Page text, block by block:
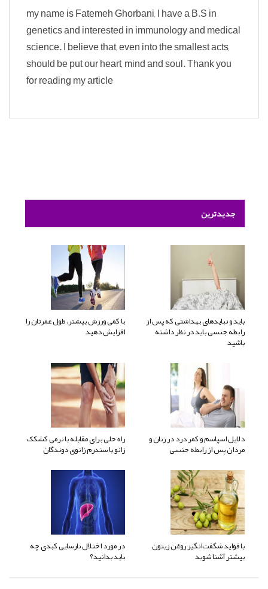
my name is Fatemeh Ghorbani, I have a B.S in
genetics and interested in immunology and medical
science. I believe that, even into the smallest acts,
should be put our heart, mind and soul. Thank you
for reading my article
جدیدترین
باید و نبایدهای بهداشتی که پس از
رابطه جنسی باید در نظر داشته
باشید
با کمی ورزش بیشتر، طول عمرتان را
افزایش دهید
دلایل اسپاسم و کمر درد در زنان و
مردان پس از رابطه جنسی
راه حلی برای مقابله با نرمی کشکک
زانو یا سندرم زانوی دوندگان
با فواید شگفت‌انگیز روغن زیتون
بیشتر آشنا شوید
در مورد اختلال نارسایی کبدی چه
باید بدانید؟